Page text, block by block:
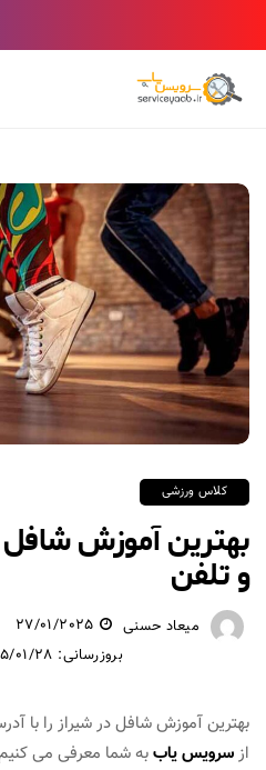
کلاس ورزشی
بهترین آموزش
و تلفن
میعاد حسنی 27/01/2025
بروزرسانی: 2025/01/28
بهترین آموزش شافل در شیراز را با
ازسرویس یاببه شما معرفی می